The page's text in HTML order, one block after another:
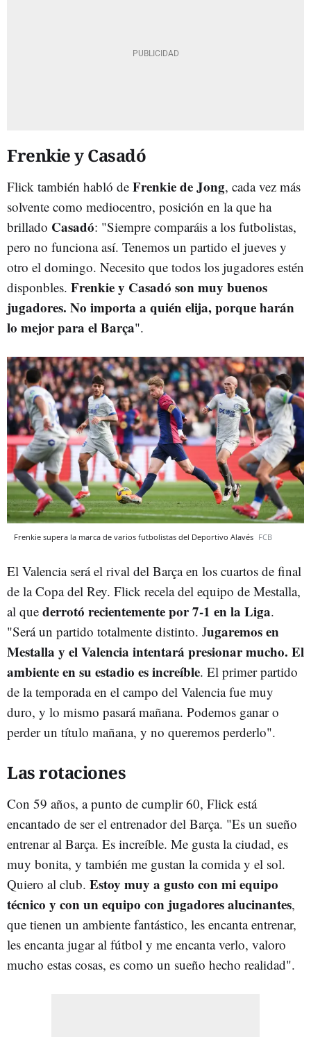
Frenkie y Casadó
Flick también habló de Frenkie de Jong, cada vez más
solvente como mediocentro, posición en la que ha
brillado Casadó: "Siempre comparáis a los futbolistas,
pero no funciona así. Tenemos un partido el jueves y
otro el domingo. Necesito que todos los jugadores estén
disponbles. Frenkie y Casadó son muy buenos
jugadores. No importa a quién elija, porque harán
lo mejor para el Barça".
Frenkie supera la marca de varios futbolistas del Deportivo Alavés FCB
El Valencia será el rival del Barça en los cuartos de final
de la Copa del Rey. Flick recela del equipo de Mestalla,
al que derrotó recientemente por 7-1 en la Liga.
"Será un partido totalmente distinto. Jugaremos en
Mestalla y el Valencia intentará presionar mucho. El
ambiente en su estadio es increíble. El primer partido
de la temporada en el campo del Valencia fue muy
duro, y lo mismo pasará mañana. Podemos ganar o
perder un título mañana, y no queremos perderlo".
Las rotaciones
Con 59 años, a punto de cumplir 60, Flick está
encantado de ser el entrenador del Barça. "Es un sueño
entrenar al Barça. Es increíble. Me gusta la ciudad, es
muy bonita, y también me gustan la comida y el sol.
Quiero al club. Estoy muy a gusto con mi equipo
técnico y con un equipo con jugadores alucinantes,
que tienen un ambiente fantástico, les encanta entrenar,
les encanta jugar al fútbol y me encanta verlo, valoro
mucho estas cosas, es como un sueño hecho realidad".